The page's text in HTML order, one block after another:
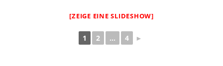
[ZEIGE EINE SLIDESHOW]
1 2 ... 4 ►